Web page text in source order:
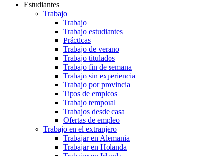
Estudiantes
Trabajo
Trabajo
Trabajo estudiantes
Prácticas
Trabajo de verano
Trabajo titulados
Trabajo fin de semana
Trabajo sin experiencia
Trabajo por provincia
Tipos de empleos
Trabajo temporal
Trabajos desde casa
Ofertas de empleo
Trabajo en el extranjero
Trabajar en Alemania
Trabajar en Holanda